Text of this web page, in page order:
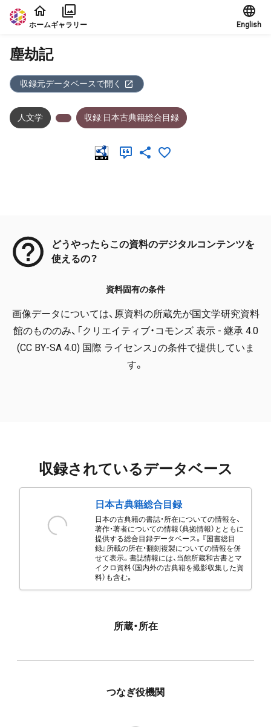
本文に飛ぶ
ホームギャラリー English
塵劫記
収録元データベースで開く
人文学 収録:日本古典籍総合目録
どうやったらこの資料のデジタルコンテンツを
使えるの？
資料固有の条件
画像データについては、原資料の所蔵先が国文学研究資料
館のもののみ、「クリエイティブ・コモンズ 表示 - 継承 4.0
(CC BY-SA 4.0) 国際 ライセンス」の条件で提供していま
す。
収録されているデータベース
日本古典籍総合目録
日本の古典籍の書誌・所在についての情報を、
著作・著者についての情報（典拠情報）とともに
提供する総合目録データベース。『国書総目
録』所載の所在・翻刻複製についての情報を併
せて表示。書誌情報には、当館所蔵和古書とマ
イクロ資料（国内外の古典籍を撮影収集した資
料）も含む。
所蔵・所在
つなぎ役機関